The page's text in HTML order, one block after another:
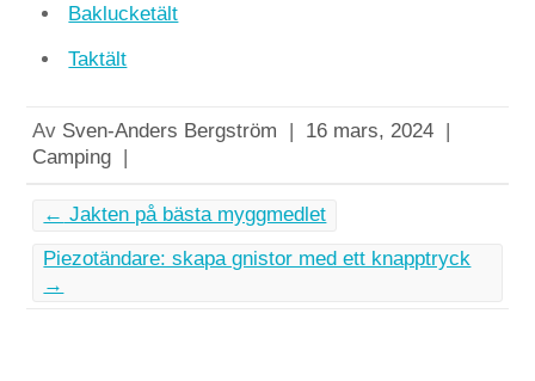
Baklucketält
Taktält
Av Sven-Anders Bergström | 16 mars, 2024 |
Camping |
← Jakten på bästa myggmedlet
Piezotändare: skapa gnistor med ett knapptryck
→